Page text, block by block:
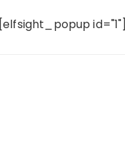
[elfsight_popup id="1"]